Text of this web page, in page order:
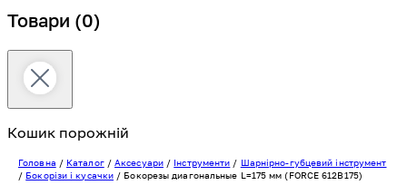
Товари (0)
Кошик порожній
Головна / Каталог/Аксесуари/ Інструменти / Шарнірно-губцевий інструмент
/ Бокорізи і кусачки / Бокорезы диагональные L=175 мм (FORCE 612B175)